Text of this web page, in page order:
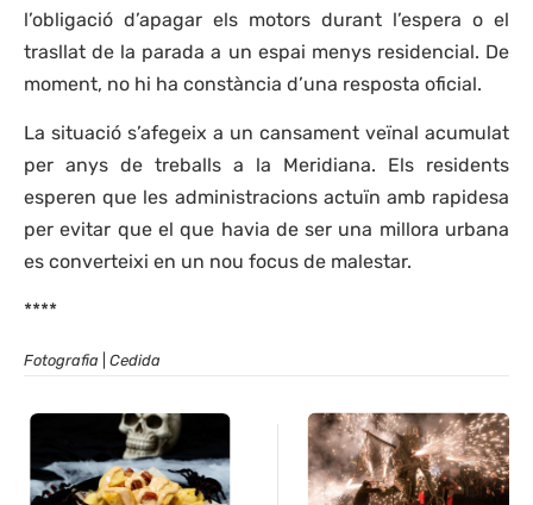
l’obligació d’apagar els motors durant l’espera o el
trasllat de la parada a un espai menys residencial. De
moment, no hi ha constància d’una resposta oficial.
La situació s’afegeix a un cansament veïnal acumulat
per anys de treballs a la Meridiana. Els residents
esperen que les administracions actuïn amb rapidesa
per evitar que el que havia de ser una millora urbana
es converteixi en un nou focus de malestar.
****
Fotografia Cedida